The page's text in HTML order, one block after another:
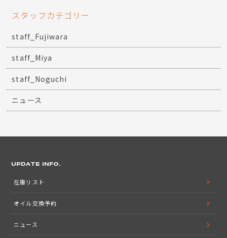
スタッフカテゴリー
staff_Fujiwara
staff_Miya
staff_Noguchi
ニュース
UPDATE INFO.
在庫リスト
オイル交換予約
ニュース